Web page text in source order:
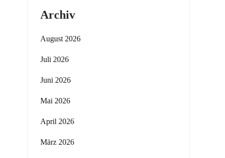
Archiv
August 2026
Juli 2026
Juni 2026
Mai 2026
April 2026
März 2026